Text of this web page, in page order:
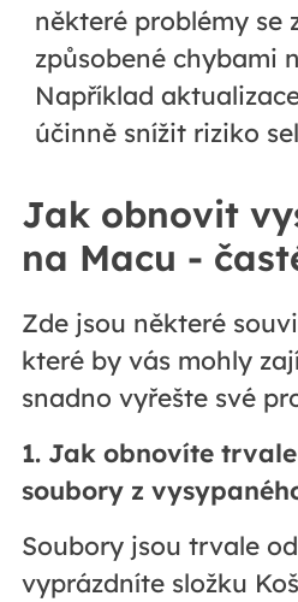
některé problémy se
způsobené chybami
Například
účinně snížit riziko
Jak obnovit
na Macu -
Zde jsou některé
které by vás mohly
snadno vyřešte své
1. Jak obnovíte
soubory z
Soubory jsou trvale
vyprázdníte složku